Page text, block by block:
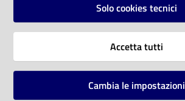
Vai alla pagina
Solo cookies tecnici
Accetta tutti
Cambia le impostazioni